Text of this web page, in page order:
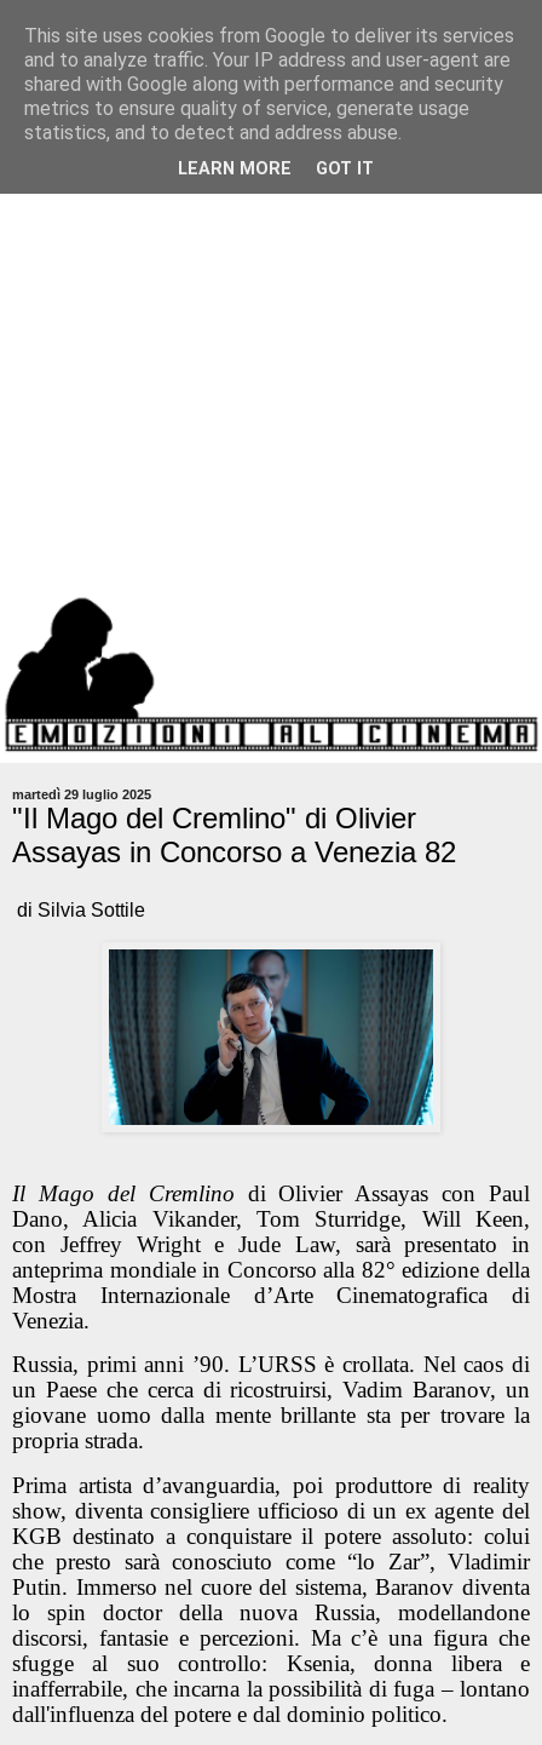
martedì 29 luglio 2025
"Il Mago del Cremlino" di Olivier
Assayas in Concorso a Venezia 82
di Silvia Sottile
Il Mago del Cremlino diOlivier Assayas con Paul
Dano, Alicia Vikander, Tom Sturridge, Will Keen,
con Jeffrey Wrighte Jude Law, sarà presentato in
anteprima mondialein Concorso alla 82° edizione della
Mostra Internazionale d’Arte Cinematografica di
Venezia.
Russia, primi anni ’90. L’URSS è crollata. Nel caos di
un Paese che cerca di ricostruirsi, Vadim Baranov, un
giovane uomo dalla mente brillante sta per trovare la
propria strada.
Prima artista d’avanguardia, poi produttore di reality
show, diventa consigliere ufficioso di un ex agente del
KGB destinato a conquistare il potere assoluto: colui
che presto sarà conosciuto come “lo Zar”, Vladimir
Putin. Immerso nel cuore del sistema, Baranov diventa
lo spin doctor della nuova Russia, modellandone
discorsi, fantasie e percezioni. Ma c’è una figura che
sfugge al suo controllo: Ksenia, donna libera e
inafferrabile, che incarna la possibilità di fuga – lontano
dall'influenza del potere e dal dominio politico.
This site uses cookies from Google to deliver its services
and to analyze traffic. Your IP address and user-agent are
shared with Google along with performance and security
metrics to ensure quality of service, generate usage
statistics, and to detect and address abuse.
LEARN MORE GOT IT